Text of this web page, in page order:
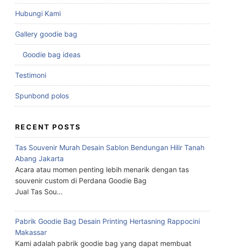
Hubungi Kami
Gallery goodie bag
Goodie bag ideas
Testimoni
Spunbond polos
RECENT POSTS
Tas Souvenir Murah Desain Sablon Bendungan Hilir Tanah
Abang Jakarta
Acara atau momen penting lebih menarik dengan tas
souvenir custom di Perdana Goodie Bag
Jual Tas Sou…
Pabrik Goodie Bag Desain Printing Hertasning Rappocini
Makassar
Kami adalah pabrik goodie bag yang dapat membuat